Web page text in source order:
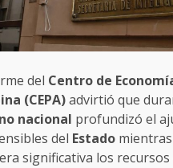
del Centro de
(CEPA)advirtió que
nacional profundizó el
del Estado
significativa los